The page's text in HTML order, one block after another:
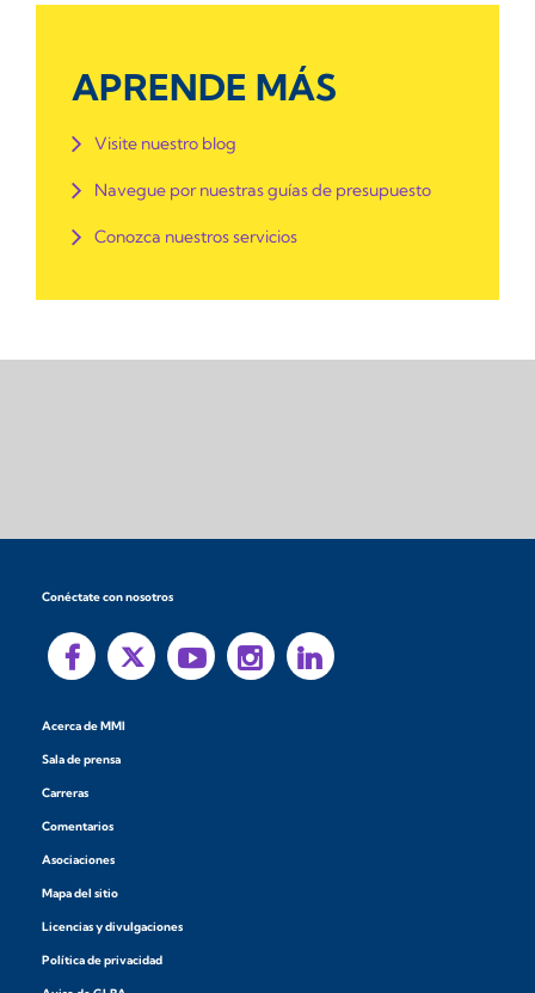
APRENDE MÁS
Visite nuestro blog
Navegue por nuestras guías de presupuesto
Conozca nuestros servicios
Conéctate con nosotros
Acerca de MMI
Sala de prensa
Carreras
Comentarios
Asociaciones
Mapa del sitio
Licencias y divulgaciones
Política de privacidad